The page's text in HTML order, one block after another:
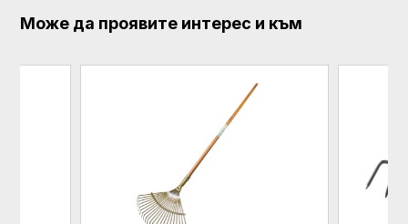
Може да проявите интерес и към